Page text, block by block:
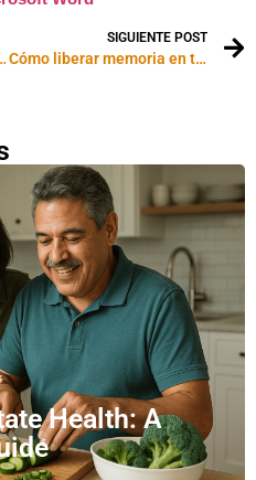
tu página web
SIGUIENTE POST
Cómo liberar memoria en tu PC
Health: A